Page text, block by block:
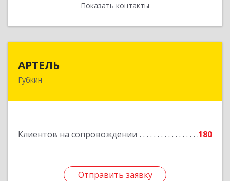
Показать контакты
Назад
АРТЕЛЬ
Губкин
Клиентов на сопровождении 180
Отправить заявку
309181, Белгородская обл, Губкинский р-н,
Отправить заявку